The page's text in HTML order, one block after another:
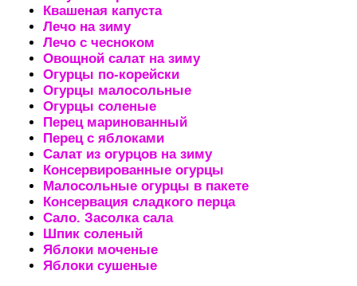
Квашеная капуста
Лечо на зиму
Лечо с чесноком
Овощной салат на зиму
Огурцы по-корейски
Огурцы малосольные
Огурцы соленые
Перец маринованный
Перец с яблоками
Салат из огурцов на зиму
Консервированные огурцы
Малосольные огурцы в пакете
Консервация сладкого перца
Сало. Засолка сала
Шпик соленый
Яблоки моченые
Яблоки сушеные